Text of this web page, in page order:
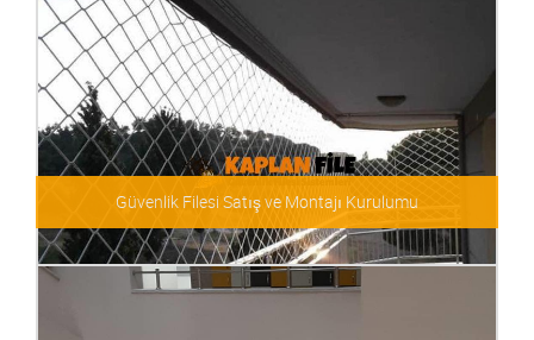
Güvenlik Filesi Satış ve Montajı Kurulumu